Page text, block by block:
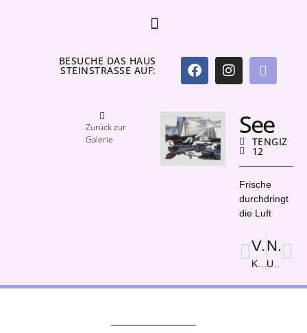
BESUCHE DAS HAUS
STEINSTRASSE AUF:
Zurück zur
Galerie
See
TENGIZ
12
Frische
durchdringt
die Luft
Vorige
Kleine Insel der Freundschaft
Nächster
Unser Brot, unser leid